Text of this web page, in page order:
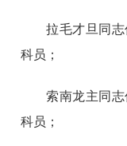
拉毛才旦同
科员；
索南龙主同
科员；